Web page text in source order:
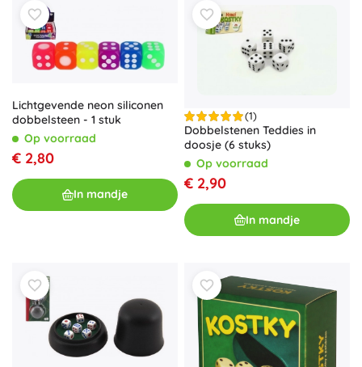
Lichtgevende neon siliconen
dobbelsteen - 1 stuk
Op voorraad
€ 2,80
In mandje
(1)
Dobbelstenen Teddies in
doosje (6 stuks)
Op voorraad
€ 2,90
In mandje